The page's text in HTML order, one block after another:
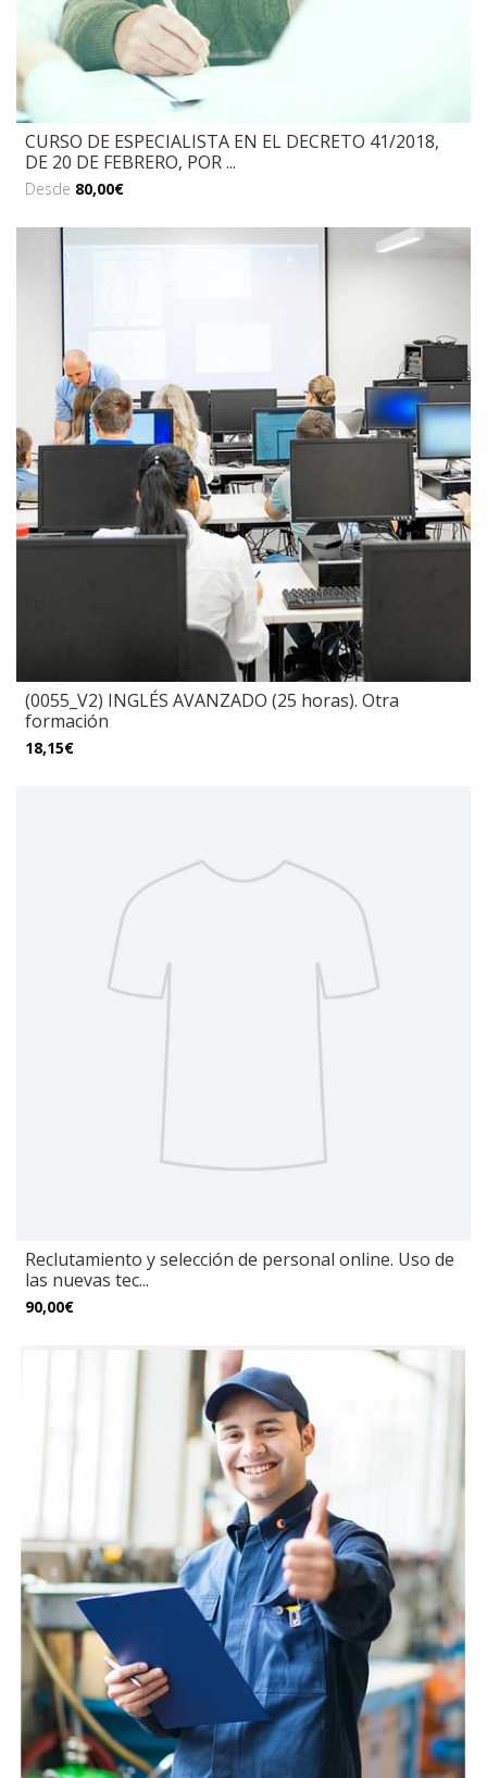
CURSO DE ESPECIALISTA EN EL DECRETO 41/2018,
DE 20 DE FEBRERO, POR ...
Desde 80,00€
(0055_V2) INGLÉS AVANZADO (25 horas). Otra
formación
18,15€
Reclutamiento y selección de personal online. Uso de
las nuevas tec...
90,00€